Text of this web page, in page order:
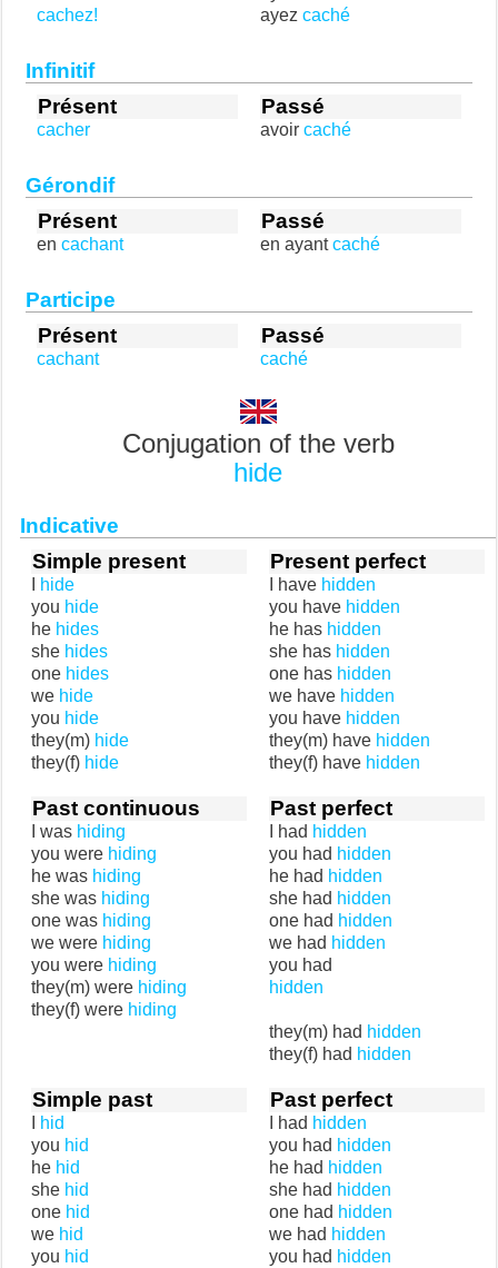
cachez!
ayez caché
Infinitif
Présent
cacher
Passé
avoir caché
Gérondif
Présent
en cachant
Passé
en ayantcaché
Participe
Présent
cachant
Passé
caché
Conjugation of the verb
hide
Indicative
Simple present
hide
you hide
he hides
she hides
one hides
we hide
you hide
they(m) hide
they(f) hide
Present perfect
I have hidden
you have hidden
he has hidden
she has hidden
one has hidden
we have hidden
you have hidden
they(m) have hidden
they(f) have hidden
Past continuous
I was hiding
you were hiding
he was hiding
she was hiding
one was hiding
we were hiding
you were hiding
they(m) were hiding
they(f) were hiding
Past perfect
I had hidden
you had hidden
he had hidden
she had hidden
one had hidden
we had hidden
you had
hidden
they(m) had hidden
they(f) had hidden
Simple past
hid
you hid
he hid
she hid
one hid
we hid
you hid
Past perfect
I had hidden
you had hidden
he had hidden
she had hidden
one had hidden
we had hidden
you had hidden